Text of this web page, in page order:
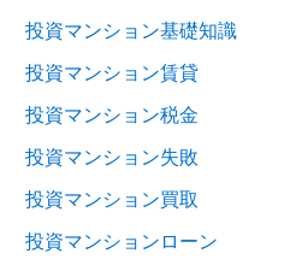
投資マンション基礎知識
投資マンション賃貸
投資マンション税金
投資マンション失敗
投資マンション買取
投資マンションローン